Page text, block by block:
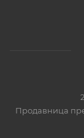
Продавница